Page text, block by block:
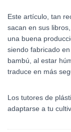
Este artículo, tan
sacan en sus
una buena
siendo fabricado
bambú, al estar
traduce en más
Los tutores de
adaptarse a tu